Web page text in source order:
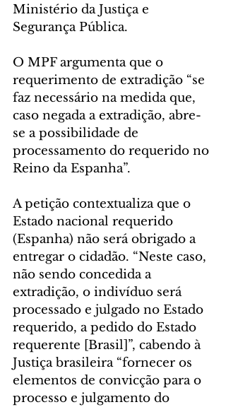
Ministério da Justiça e
Segurança Pública.
O MPF argumenta que o
requerimento de extradição “se
faz necessário na medida que,
caso negada a extradição, abre-
se a possibilidade de
processamento do requerido no
Reino da Espanha”.
A petição contextualiza que o
Estado nacional requerido
(Espanha) não será obrigado a
entregar o cidadão. “Neste caso,
não sendo concedida a
extradição, o indivíduo será
processado e julgado no Estado
requerido, a pedido do Estado
requerente [Brasil]”, cabendo à
Justiça brasileira “fornecer os
elementos de convicção para o
processo e julgamento do